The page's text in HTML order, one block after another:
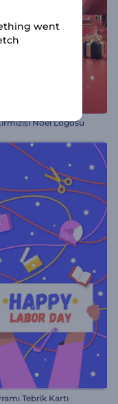
Noel Logosu
Tebrik Kartı
went